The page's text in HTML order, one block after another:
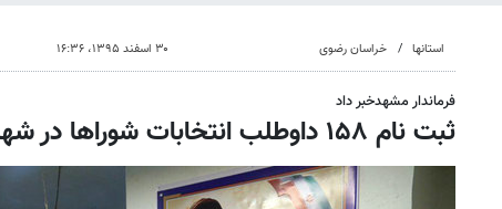
استانها خراسان رضوی ۳۰ اسفند ۱۳۹۵، ۱۶:۳۶
فرماندار مشهدخبر داد
ثبت نام ۱۵۸ داوطلب انتخابات شوراها در شهرستان مشهد